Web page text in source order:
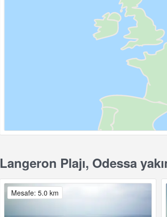
Langeron Plajı, Odessa
Mesafe: 5.0 km